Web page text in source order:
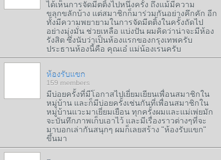
ได้เห็นการจัดมีตติ้งไปหนึ่งครั้ง ถึงแม้มีความ
ขลุกขลักบ้าง แต่สมาชิกก็มาร่วมกันอย่างคึกคัก อีก
ทั้งมีความพยายามในการจัดมีตติ้งในครั้งถัดไป
อย่างมุ่งมั่น ช่วยเหลือ แบ่งปัน ผมคิดว่าน่าจะมีห้อง
รังสิต ซึ่งนับว่าเป็นห้องแรกของกรุงเทพครับ
ประธานห้องนี้คือ คุณเอ๋ แม่น้องเรนครับ
ห้องรับแขก
159 members
มีบ่อยครั้งที่มีโอกาสไปเยี่ยมเยียนเพื่อนสมาชิกใน
หมู่บ้าน และก็มีบ่อยครั้งเช่นกันที่เพื่อนสมาชิกใน
หมู่บ้านแวะมาเยี่ยมเยือน ทุกครั้งผมและแม่เพ่ยมัก
จะบันทึกภาพเก็บเอาไว้ และมีเรื่องราวต่างๆที่จะ
มาบอกเล่ากันสนุกๆ ผมก็เลยสร้าง "ห้องรับแขก"
ขึ้นมา